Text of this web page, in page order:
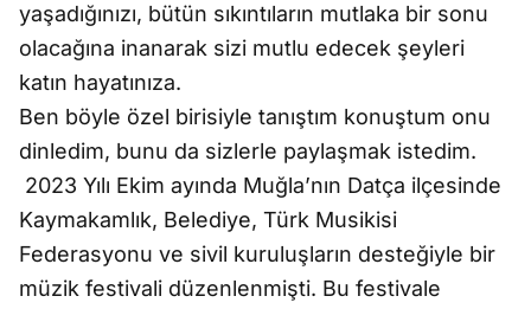
yaşadığınızı, bütün sıkıntıların mutlaka bir sonu
olacağına inanarak sizi mutlu edecek şeyleri
katın hayatınıza.
Ben böyle özel birisiyle tanıştım konuştum onu
dinledim, bunu da sizlerle paylaşmak istedim.
2023 Yılı Ekim ayında Muğla’nın Datça ilçesinde
Kaymakamlık, Belediye, Türk Musikisi
Federasyonu ve sivil kuruluşların desteğiyle bir
müzik festivali düzenlenmişti. Bu festivale